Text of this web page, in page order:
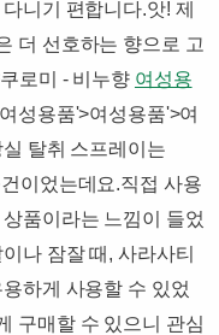
니기 편합니다.앗! 제
더 선호하는 향으로 고
로미 - 비누향​ 여성용
성용품'>여성용품'>여
탈취 스프레이는
이었는데요.직접 사용
품이라는 느낌이 들었
나 잠잘 때, 사라사티
하게 사용할 수 있었
구매할 수 있으니 관심